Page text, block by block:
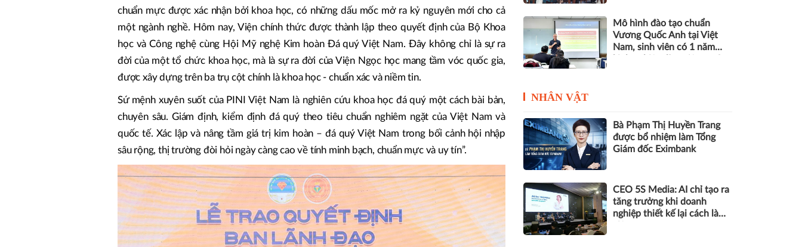
chuẩn mực được xác nhận bởi khoa học, có những dấu mốc mở ra kỷ nguyên mới cho cả
một ngành nghề. Hôm nay, Viện chính thức được thành lập theo quyết định của Bộ Khoa
học và Công nghệ cùng Hội Mỹ nghệ Kim hoàn Đá quý Việt Nam. Đây không chỉ là sự ra
đời của một tổ chức khoa học, mà là sự ra đời của Viện Ngọc học mang tầm vóc quốc gia,
được xây dựng trên ba trụ cột chính là khoa học - chuẩn xác và niềm tin.
Sứ mệnh xuyên suốt của PINI Việt Nam là nghiên cứu khoa học đá quý một cách bài bản,
chuyên sâu. Giám định, kiểm định đá quý theo tiêu chuẩn nghiêm ngặt của Việt Nam và
quốc tế. Xác lập và nâng tầm giá trị kim hoàn – đá quý Việt Nam trong bối cảnh hội nhập
sâu rộng, thị trường đòi hỏi ngày càng cao về tính minh bạch, chuẩn mực và uy tín”.
Mô hình đào tạo chuẩn
Vương Quốc Anh tại Việt
Nam, sinh viên có 1 năm
NHÂN VẬT
Bà Phạm Thị Huyền Trang
được bổ nhiệm làm Tổng
Giám đốc Eximbank
CEO 5S Media: AI chỉ tạo ra
tăng trưởng khi doanh
nghiệp thiết kế lại cách làm